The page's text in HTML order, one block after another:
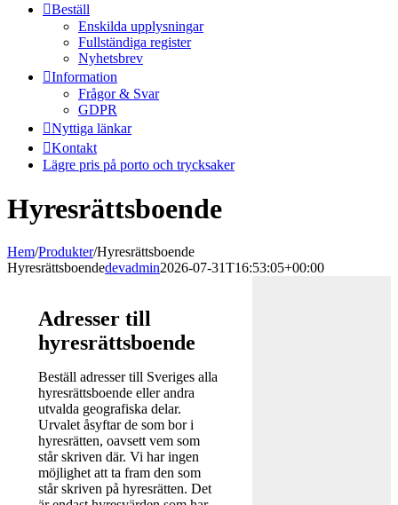
Beställ
Enskilda upplysningar
Fullständiga register
Nyhetsbrev
Information
Frågor & Svar
GDPR
Nyttiga länkar
Kontakt
Lägre pris på porto och trycksaker
Hyresrättsboende
Hem/Produkter/Hyresrättsboende
Hyresrättsboendedevadmin2026-07-31T16:53:05+00:00
Adresser till
hyresrättsboende
Beställ adresser till Sveriges alla
hyresrättsboende eller andra
utvalda geografiska delar.
Urvalet åsyftar de som bor i
hyresrätten, oavsett vem som
står skriven där. Vi har ingen
möjlighet att ta fram den som
står skriven på hyresrätten. Det